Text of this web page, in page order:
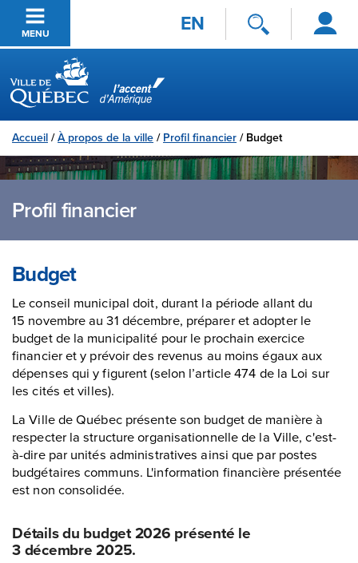
Passer au contenu principal
MENU EN
Se
connecter
Ville de Québec
Accueil /À propos de la ville / Profil financier / Budget
Profil financier
Budget
Le conseil municipal doit, durant la période allant du
15 novembre au 31 décembre, préparer et adopter le
budget de la municipalité pour le prochain exercice
financier et y prévoir des revenus au moins égaux aux
dépenses qui y figurent (selon l’article 474 de la Loi sur
les cités et villes).
La Ville de Québec présente son budget de manière à
respecter la structure organisationnelle de la Ville, c'est-
à-dire par unités administratives ainsi que par postes
budgétaires communs. L'information financière présentée
est non consolidée.
Détails du budget 2026 présenté le
3 décembre 2025.